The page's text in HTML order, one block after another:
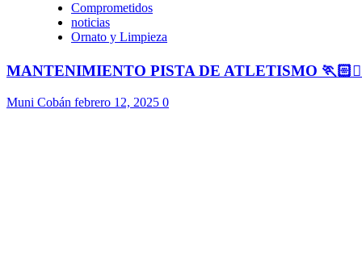
Comprometidos
noticias
Ornato y Limpieza
MANTENIMIENTO PISTA DE ATLETISMO
Muni Cobán febrero 12, 2025 0